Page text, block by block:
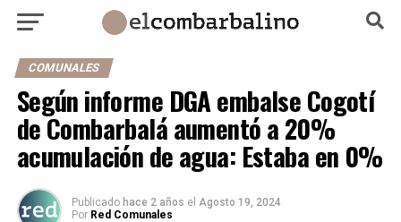
COMUNALES
Según informe DGA embalse Cogotí
de Combarbalá aumentó a 20%
acumulación de agua: Estaba en 0%
Publicado hace 2 años el Agosto 19, 2024
Por Red Comunales